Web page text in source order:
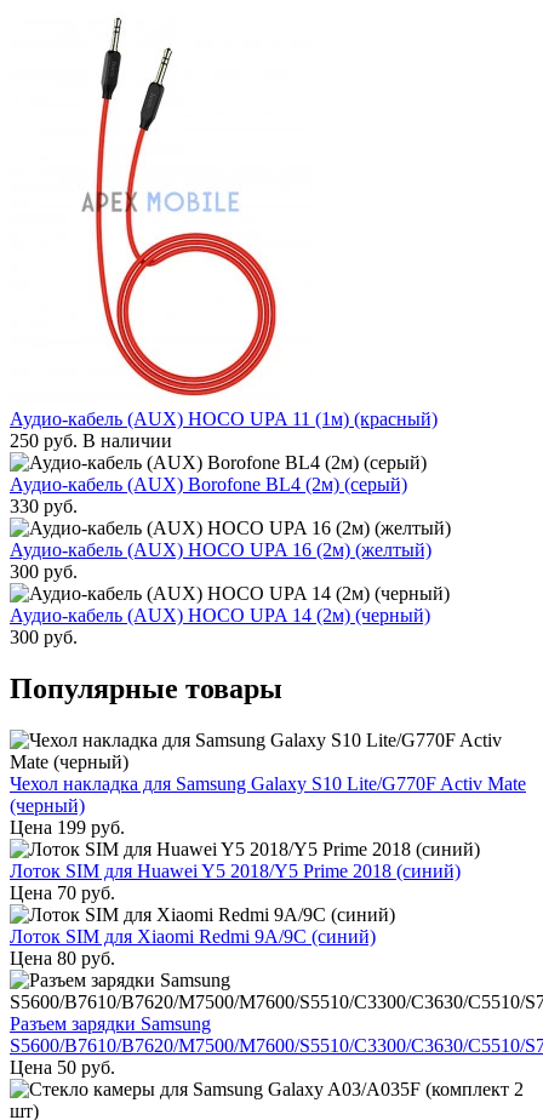
Аудио-кабель (AUX) HOCO UPA 11 (1м) (красный)
250 руб. В наличии
Аудио-кабель (AUX) Borofone BL4 (2м) (серый)
330 руб.
Аудио-кабель (AUX) HOCO UPA 16 (2м) (желтый)
300 руб.
Аудио-кабель (AUX) HOCO UPA 14 (2м) (черный)
300 руб.
Популярные товары
Чехол накладка для Samsung Galaxy S10 Lite/G770F Activ Mate
(черный)
Цена 199 руб.
Лоток SIM для Huawei Y5 2018/Y5 Prime 2018 (синий)
Цена 70 руб.
Лоток SIM для Xiaomi Redmi 9A/9C (синий)
Цена 80 руб.
Разъем зарядки Samsung
S5600/B7610/B7620/M7500/M7600/S5510/C3300/C3630/C5510/
Цена 50 руб.